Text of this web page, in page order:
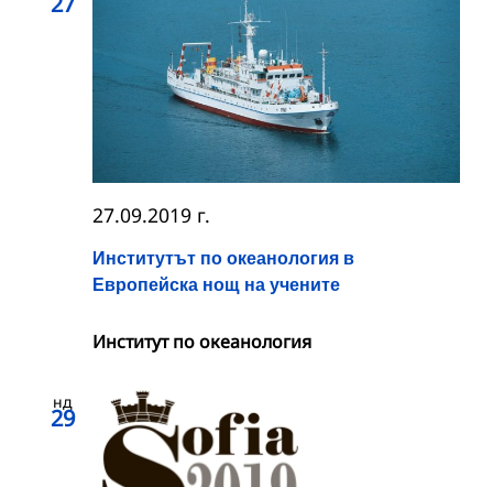
Институтът по океанология в
Европейска нощ на учените
27.09.2019 г.
Институт по океанология
нд
29